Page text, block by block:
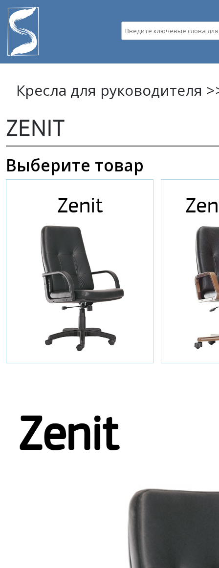
Кресла для руководителя
ZENIT
Выберите товар
Zenit
Zenit